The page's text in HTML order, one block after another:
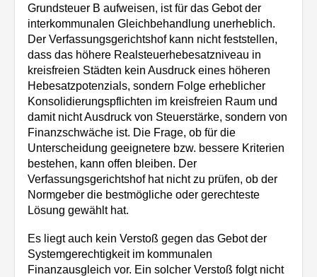
Grundsteuer B aufweisen, ist für das Gebot der
interkommunalen Gleichbehandlung unerheblich.
Der Verfassungsgerichtshof kann nicht feststellen,
dass das höhere Realsteuerhebesatzniveau in
kreisfreien Städten kein Ausdruck eines höheren
Hebesatzpotenzials, sondern Folge erheblicher
Konsolidierungspflichten im kreisfreien Raum und
damit nicht Ausdruck von Steuerstärke, sondern von
Finanzschwäche ist. Die Frage, ob für die
Unterscheidung geeignetere bzw. bessere Kriterien
bestehen, kann offen bleiben. Der
Verfassungsgerichtshof hat nicht zu prüfen, ob der
Normgeber die bestmögliche oder gerechteste
Lösung gewählt hat.
Es liegt auch kein Verstoß gegen das Gebot der
Systemgerechtigkeit im kommunalen
Finanzausgleich vor. Ein solcher Verstoß folgt nicht